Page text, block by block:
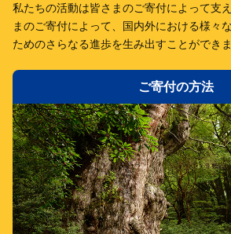
私たちの活動は皆さまのご寄付によって支
まのご寄付によって、国内外における様々
ためのさらなる進歩を生み出すことができま
ご寄付の方法